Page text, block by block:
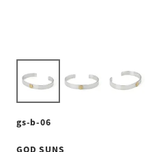
gs-b-06
GOD SUNS